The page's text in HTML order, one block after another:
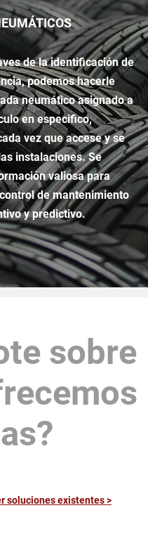
de laidentificaciónde
podemos hacerle
neumáticoasignado a
en especifico,
vez que accese y se
instalaciones. Se
valiosa para
de mantenimiento
ypredictivo.
sobre
soluciones existentes >